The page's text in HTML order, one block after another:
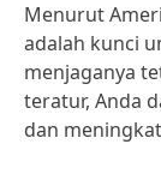
Menurut
adalah kunci
menjaganya
teratur, Anda
dan